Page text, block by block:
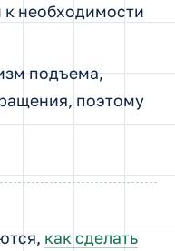
необходимости
подъема,
поэтому
как сделать